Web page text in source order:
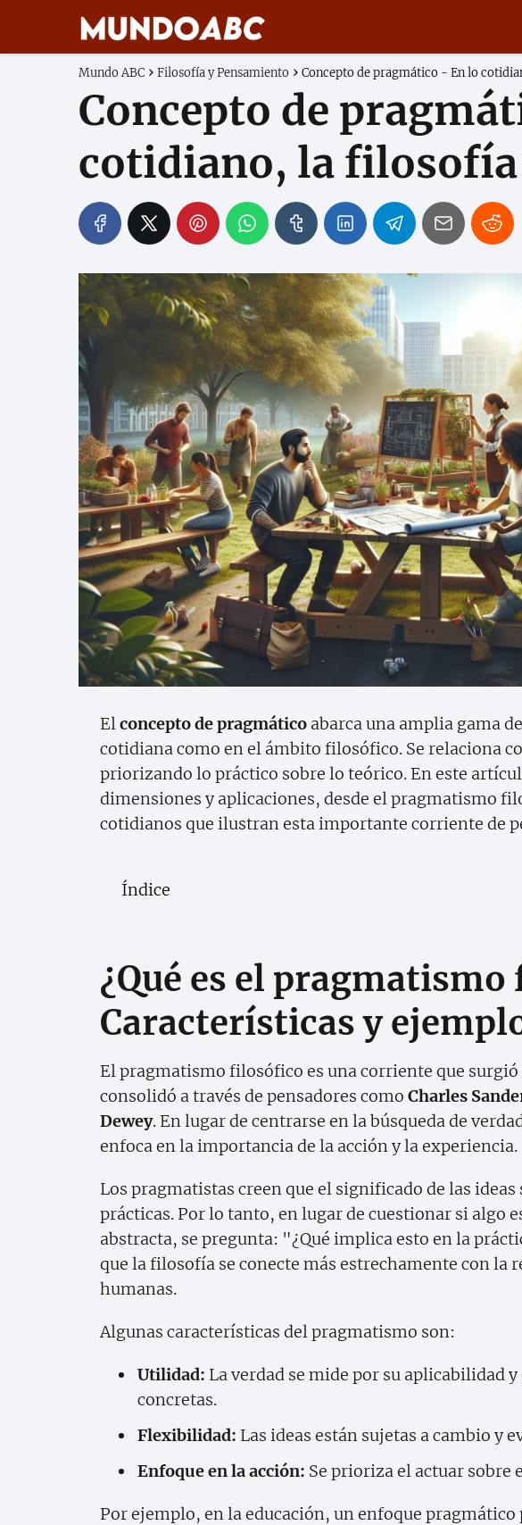
Mundo ABC Filosofía y Pensamiento Concepto de pragmático - En lo
Concepto de
cotidiano, la filosofía
El concepto de pragmático abarca una amplia gama
cotidiana como en el ámbito filosófico. Se relaciona
priorizando lo práctico sobre lo teórico. En este
dimensiones y aplicaciones, desde el pragmatismo
cotidianos que ilustran esta importante corriente de
Índice
¿Qué es el
Características y
El pragmatismo filosófico es una corriente que surgió
consolidó a través de pensadores como Charles
Dewey. En lugar de centrarse en la búsqueda de
enfoca en la importancia de la acción y la experiencia.
Los pragmatistas creen que el significado de las ideas
prácticas. Por lo tanto, en lugar de cuestionar si algo
abstracta, se pregunta: "¿Qué implica esto en la
que la filosofía se conecte más estrechamente con la
humanas.
Algunas características del pragmatismo son:
Utilidad: La verdad se mide por su aplicabilidad
concretas.
Flexibilidad: Las ideas están sujetas a cambio y
Enfoque en la acción: Se prioriza el actuar sobre
Por ejemplo, en la educación, un enfoque